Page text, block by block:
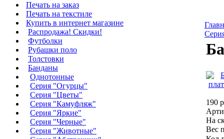
Печать на заказ
Печать на текстиле
Купить в интернет магазине
Распродажа! Скидки!
Футболки
Рубашки поло
Толстовки
Банданы
Однотонные
Серия "Огурцы"
Серия "Цветы"
Серия "Камуфляж"
Серия "Яркие"
Серия "Черные"
Серия "Животные"
190
На
Вес